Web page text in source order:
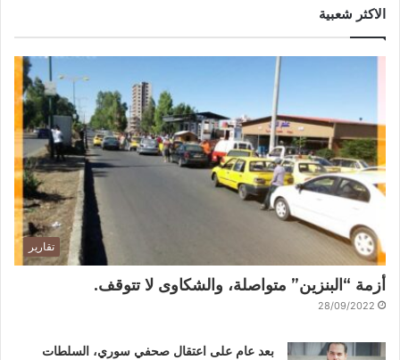
الاكثر شعبية
تقارير
أزمة “البنزين” متواصلة، والشكاوى لا تتوقف.
28/09/2022
بعد عام على اعتقال صحفي سوري، السلطات